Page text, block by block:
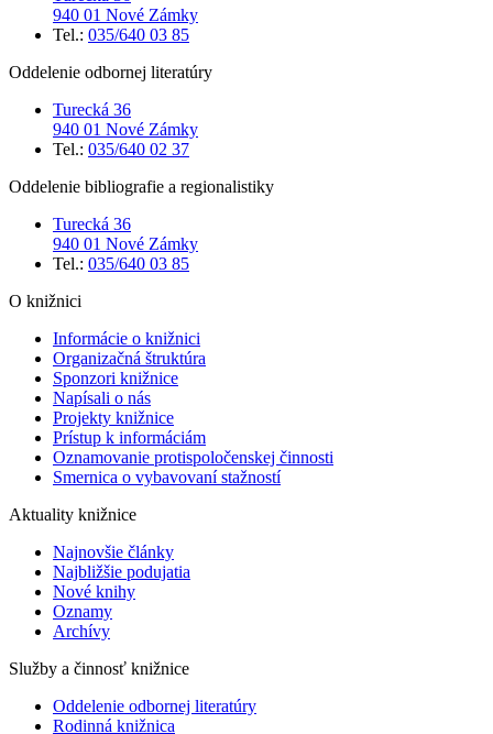
940 01 Nové Zámky
Tel.: 035/640 03 85
Oddelenie odbornej literatúry
Turecká 36
940 01 Nové Zámky
Tel.: 035/640 02 37
Oddelenie bibliografie a regionalistiky
Turecká 36
940 01 Nové Zámky
Tel.: 035/640 03 85
O knižnici
Informácie o knižnici
Organizačná štruktúra
Sponzori knižnice
Napísali o nás
Projekty knižnice
Prístup k informáciám
Oznamovanie protispoločenskej činnosti
Smernica o vybavovaní stažností
Aktuality knižnice
Najnovšie články
Najbližšie podujatia
Nové knihy
Oznamy
Archívy
Služby a činnosť knižnice
Oddelenie odbornej literatúry
Rodinná knižnica